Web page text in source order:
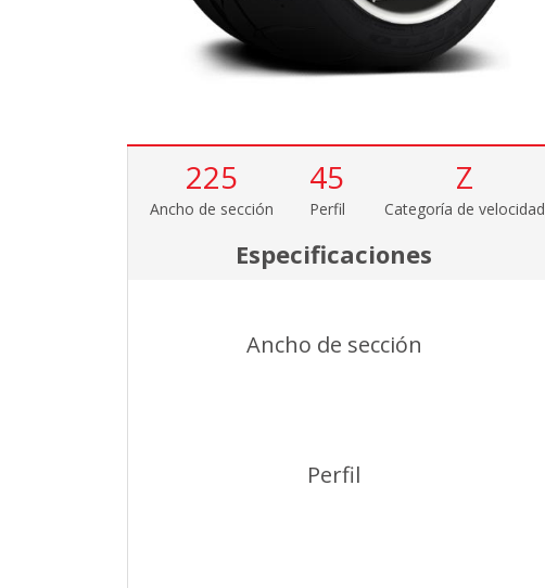
225
Ancho de sección
45
Perfil
Z
Categoría de velocidad
Especificaciones
Ancho de sección
Perfil